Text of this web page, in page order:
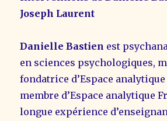
Joseph Laurent
Danielle Bastien est
en sciences psychologiques,
fondatrice d’Espace
membre d’Espace analytique
longue expérience